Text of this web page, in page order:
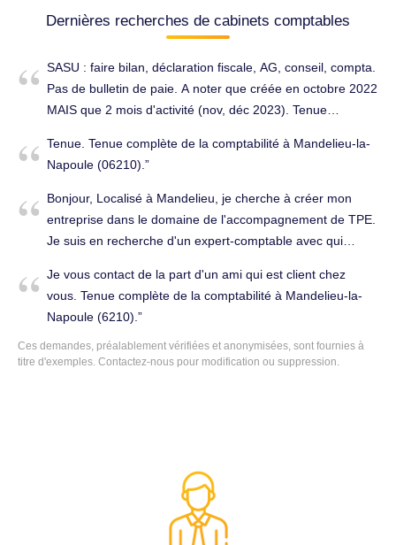
Dernières recherches de cabinets comptables
SASU : faire bilan, déclaration fiscale, AG, conseil, compta.
Pas de bulletin de paie. A noter que créée en octobre 2022
MAIS que 2 mois d'activité (nov, déc 2023). Tenue
(06210).
Tenue. Tenue complète de la comptabilité à Mandelieu-la-
Napoule (06210).
Bonjour, Localisé à Mandelieu, je cherche à créer mon
entreprise dans le domaine de l'accompagnement de TPE.
Je suis en recherche d'un expert-comptable avec qui
création de l'entreprise, implications sur les impôts, etc...
Cordialement. Tenue complète de la comptabilité à
Mandelieu-la-Napoule (6210).
Je vous contact de la part d'un ami qui est client chez
vous. Tenue complète de la comptabilité à Mandelieu-la-
Napoule (6210).
Ces demandes, préalablement vérifiées et anonymisées, sont fournies à
titre d'exemples. Contactez-nous pour modification ou suppression.